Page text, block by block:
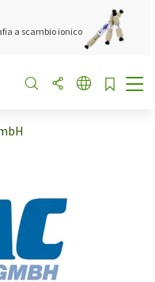
a scambio ionico